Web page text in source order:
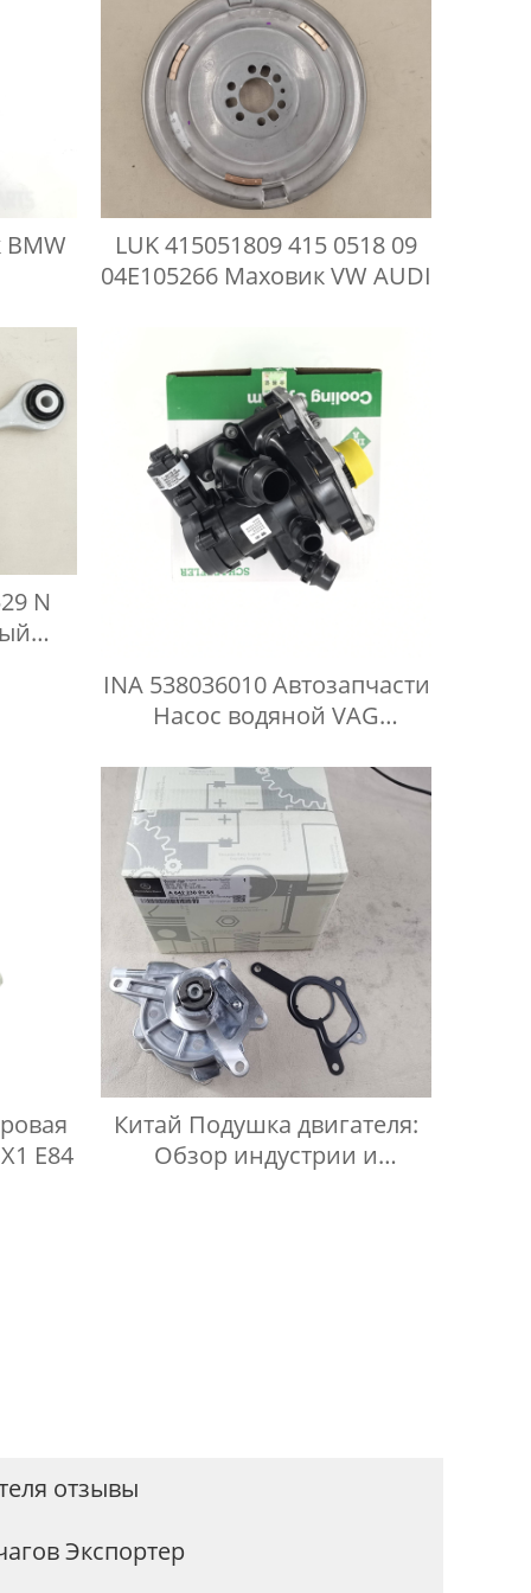
BMW
LUK 415051809 415 0518 09
04E105266 Маховик VW AUDI
N
INA 538036010 Автозапчасти
Насос водяной VAG
E84
Китай Подушка двигателя:
Обзор индустрии и
отзывы
Экспортер